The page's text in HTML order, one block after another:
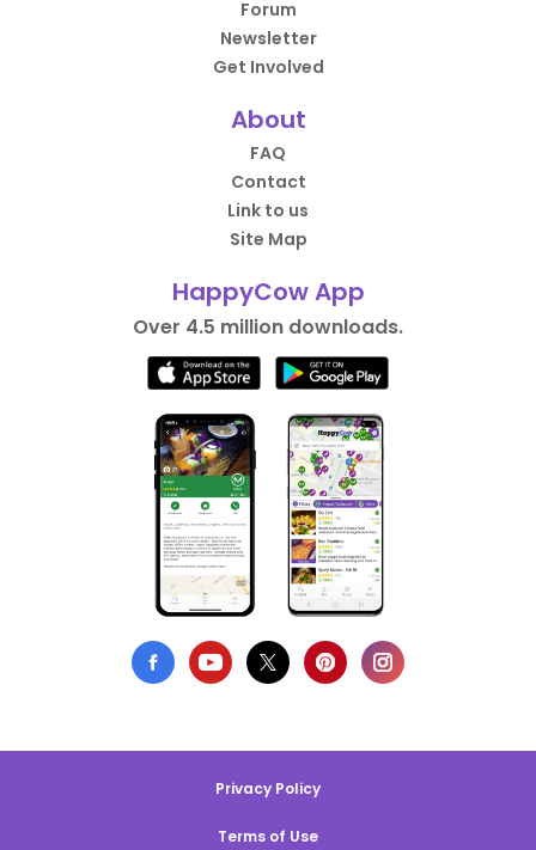
Forum
Newsletter
Get Involved
About
FAQ
Contact
Link to us
Site Map
HappyCow App
Over 4.5 million downloads.
Privacy Policy
Terms of Use